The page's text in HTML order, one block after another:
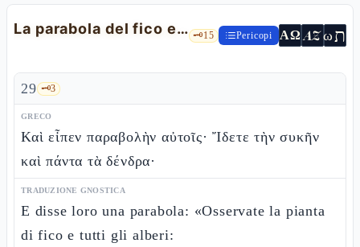
La parabola del fico e di tutti gli alberi 🗝️15 Pericopi ΑΩ AZωת
29 🗝️3
GRECO
Καὶ εἶπεν παραβολὴν αὐτοῖς· Ἴδετε τὴν συκῆν
καὶ πάντα τὰ δένδρα·
TRADUZIONE GNOSTICA
E disse loro una parabola: «Osservate la pianta
di fico e tutti gli alberi: